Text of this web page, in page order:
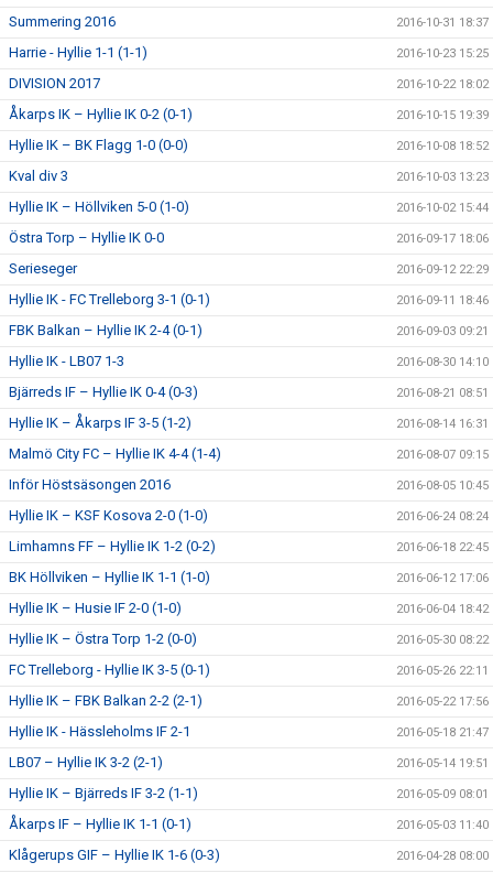
Summering 2016 2016-10-31 18:37
Harrie - Hyllie 1-1 (1-1) 2016-10-23 15:25
DIVISION 2017 2016-10-22 18:02
Åkarps IK – Hyllie IK 0-2 (0-1) 2016-10-15 19:39
Hyllie IK – BK Flagg 1-0 (0-0) 2016-10-08 18:52
Kval div 3 2016-10-03 13:23
Hyllie IK – Höllviken 5-0 (1-0) 2016-10-02 15:44
Östra Torp – Hyllie IK 0-0 2016-09-17 18:06
Serieseger 2016-09-12 22:29
Hyllie IK - FC Trelleborg 3-1 (0-1) 2016-09-11 18:46
FBK Balkan – Hyllie IK 2-4 (0-1) 2016-09-03 09:21
Hyllie IK - LB07 1-3 2016-08-30 14:10
Bjärreds IF – Hyllie IK 0-4 (0-3) 2016-08-21 08:51
Hyllie IK – Åkarps IF 3-5 (1-2) 2016-08-14 16:31
Malmö City FC – Hyllie IK 4-4 (1-4) 2016-08-07 09:15
Inför Höstsäsongen 2016 2016-08-05 10:45
Hyllie IK – KSF Kosova 2-0 (1-0) 2016-06-24 08:24
Limhamns FF – Hyllie IK 1-2 (0-2) 2016-06-18 22:45
BK Höllviken – Hyllie IK 1-1 (1-0) 2016-06-12 17:06
Hyllie IK – Husie IF 2-0 (1-0) 2016-06-04 18:42
Hyllie IK – Östra Torp 1-2 (0-0) 2016-05-30 08:22
FC Trelleborg - Hyllie IK 3-5 (0-1) 2016-05-26 22:11
Hyllie IK – FBK Balkan 2-2 (2-1) 2016-05-22 17:56
Hyllie IK - Hässleholms IF 2-1 2016-05-18 21:47
LB07 – Hyllie IK 3-2 (2-1) 2016-05-14 19:51
Hyllie IK – Bjärreds IF 3-2 (1-1) 2016-05-09 08:01
Åkarps IF – Hyllie IK 1-1 (0-1) 2016-05-03 11:40
Klågerups GIF – Hyllie IK 1-6 (0-3) 2016-04-28 08:00